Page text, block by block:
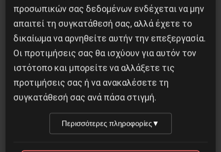
7 Αυγούστου 2026
προσωπικών σας δεδομένων ενδέχεται να μην
απαιτεί τη συγκατάθεσή σας, αλλά έχετε το
δικαίωμα να αρνηθείτε αυτήν την επεξεργασία.
Οι προτιμήσεις σας θα ισχύουν για αυτόν τον
ιστότοπο και μπορείτε να αλλάξετε τις
προτιμήσεις σας ή να ανακαλέσετε τη
συγκατάθεσή σας ανά πάσα στιγμή.
Περισσότερες πληροφορίες▼